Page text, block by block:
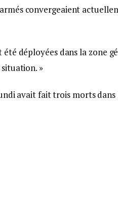
convergeaient
été déployées dans la zone
»
avait fait trois morts